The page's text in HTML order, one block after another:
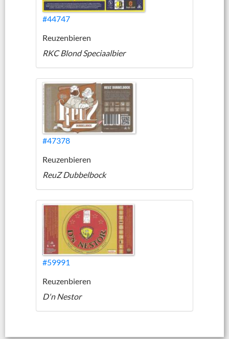
#44747
Reuzenbieren
RKC Blond Speciaalbier
#47378
Reuzenbieren
ReuZ Dubbelbock
#59991
Reuzenbieren
D'n Nestor